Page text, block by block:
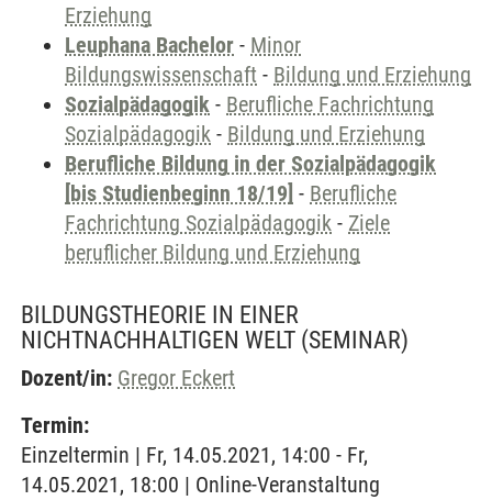
Erziehung
Leuphana Bachelor - Minor
Bildungswissenschaft - Bildung und Erziehung
Sozialpädagogik - Berufliche Fachrichtung
Sozialpädagogik - Bildung und Erziehung
Berufliche Bildung in der Sozialpädagogik
[bis Studienbeginn 18/19] - Berufliche
Fachrichtung Sozialpädagogik - Ziele
beruflicher Bildung und Erziehung
BILDUNGSTHEORIE IN EINER
NICHTNACHHALTIGEN WELT (SEMINAR)
Dozent/in: Gregor Eckert
Termin:
Einzeltermin | Fr, 14.05.2021, 14:00 - Fr,
14.05.2021, 18:00 | Online-Veranstaltung